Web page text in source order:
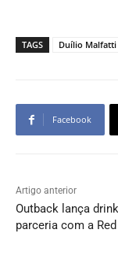
TAGS Duílio Malfatti
Facebook
Artigo anterior
Outback lança
parceria com a Red